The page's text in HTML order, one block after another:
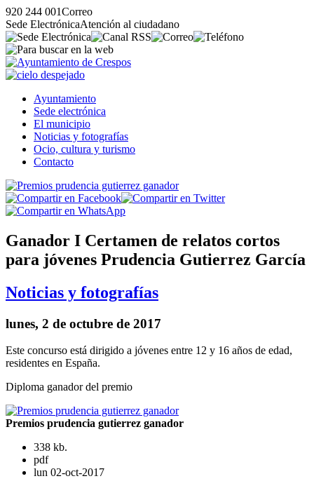
920 244 001Correo
Sede ElectrónicaAtención al ciudadano
Ayuntamiento
Sede electrónica
El municipio
Noticias y fotografías
Ocio, cultura y turismo
Contacto
Ganador I Certamen de relatos cortos
para jóvenes Prudencia Gutierrez García
Noticias y fotografías
lunes, 2 de octubre de 2017
Este concurso está dirigido a jóvenes entre 12 y 16 años de edad,
residentes en España.
Diploma ganador del premio
Premios prudencia gutierrez ganador
338 kb.
pdf
lun 02-oct-2017